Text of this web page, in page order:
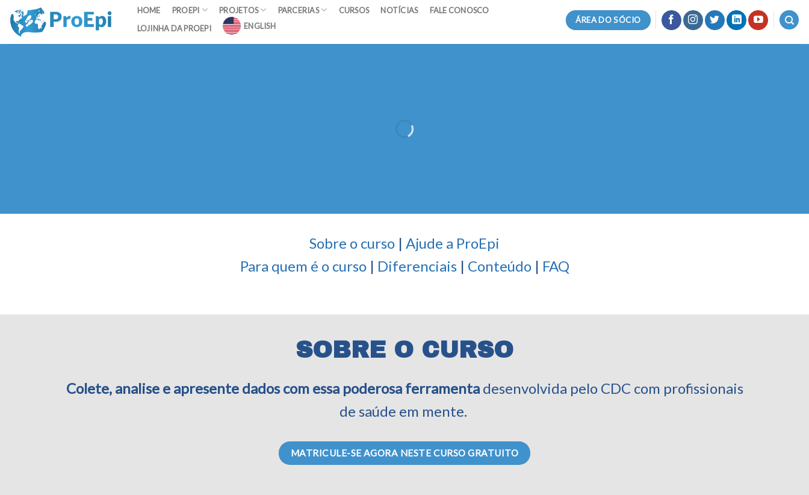
content
HOME PROEPI PROJETOS PARCERIAS CURSOS NOTÍCIAS
FALE CONOSCO
LOJINHA DA PROEPI
ENGLISH
ÁREA DO SÓCIO
Sobre o curso | Ajude a ProEpi
Para quem é o curso| Diferenciais| Conteúdo| FAQ
SOBRE O CURSO
Colete, analise e apresente dados com essa poderosa ferramentadesenvolvida pelo CDC com profissionais
de saúde em mente.
MATRICULE-SE AGORA NESTE CURSO GRATUITO